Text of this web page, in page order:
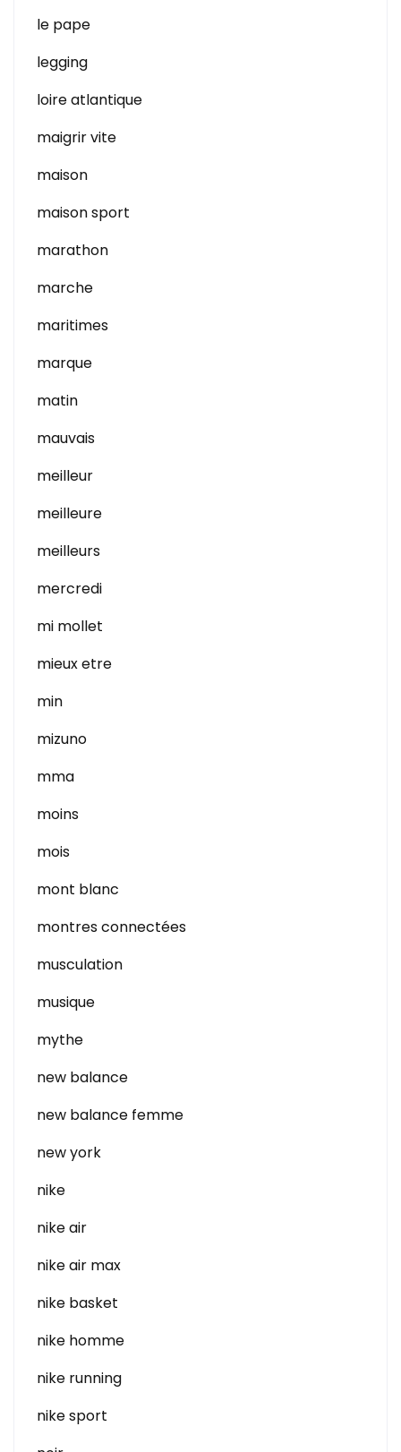
le pape
legging
loire atlantique
maigrir vite
maison
maison sport
marathon
marche
maritimes
marque
matin
mauvais
meilleur
meilleure
meilleurs
mercredi
mi mollet
mieux etre
min
mizuno
mma
moins
mois
mont blanc
montres connectées
musculation
musique
mythe
new balance
new balance femme
new york
nike
nike air
nike air max
nike basket
nike homme
nike running
nike sport